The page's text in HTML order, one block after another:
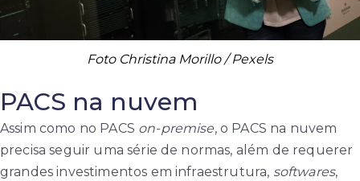
Foto Christina Morillo / Pexels
PACS na nuvem
Assim como no PACS on-premise, o PACS na nuvem
precisa seguir uma série de normas, além de requerer
grandes investimentos em infraestrutura, softwares,